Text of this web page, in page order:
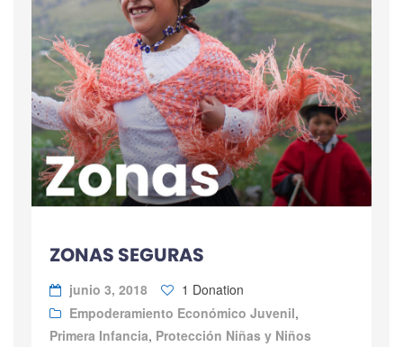
ZONAS SEGURAS
junio 3, 2018
1 Donation
Empoderamiento Económico Juvenil,
Primera Infancia, Protección Niñas y Niños